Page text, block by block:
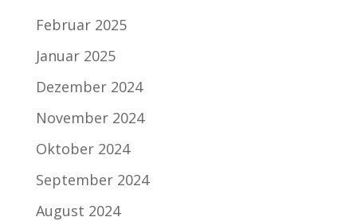
Februar 2025
Januar 2025
Dezember 2024
November 2024
Oktober 2024
September 2024
August 2024